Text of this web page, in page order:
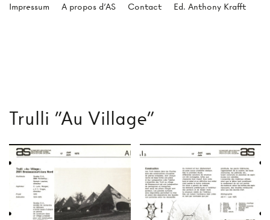
Trulli "Au Village"
Impressum
A propos d'AS Contact Ed. Anthony Krafft